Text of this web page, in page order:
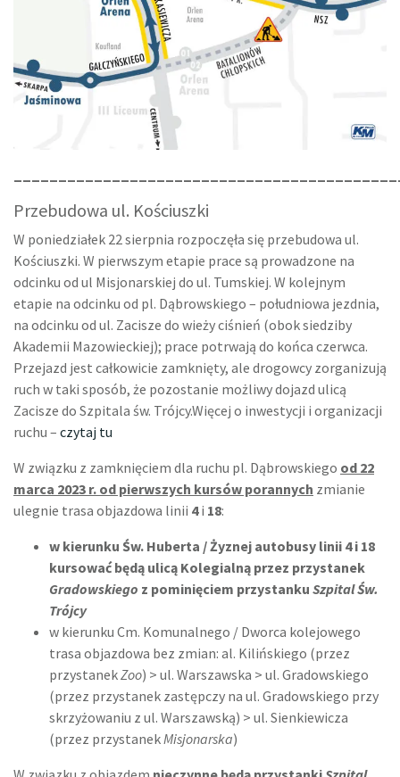
Przebudowa ul. Kościuszki
W poniedziałek 22 sierpnia rozpoczęła się przebudowa ul.
Kościuszki. W pierwszym etapie prace są prowadzone na
odcinku od ul Misjonarskiej do ul. Tumskiej. W kolejnym
etapie na odcinku od pl. Dąbrowskiego – południowa jezdnia,
na odcinku od ul. Zacisze do wieży ciśnień (obok siedziby
Akademii Mazowieckiej); prace potrwają do końca czerwca.
Przejazd jest całkowicie zamknięty, ale drogowcy zorganizują
ruch w taki sposób, że pozostanie możliwy dojazd ulicą
Zacisze do Szpitala św. Trójcy.Więcej o inwestycji i organizacji
ruchu – czytaj tu
W związku z zamknięciem dla ruchu pl. Dąbrowskiego od 22
marca 2023 r. od pierwszych kursów porannych zmianie
ulegnie trasa objazdowa linii 4i 18:
w kierunku Św. Huberta / Żyznej autobusy linii 4 i 18
kursować będą ulicą Kolegialną przez przystanek
Gradowskiego z pominięciem przystanku Szpital Św.
Trójcy
w kierunku Cm. Komunalnego / Dworca kolejowego
trasa objazdowa bez zmian: al. Kilińskiego (przez
przystanekZoo) > ul. Warszawska > ul. Gradowskiego
(przez przystanek zastępczy na ul. Gradowskiego przy
skrzyżowaniu z ul. Warszawską) > ul. Sienkiewicza
(przez przystanekMisjonarska)